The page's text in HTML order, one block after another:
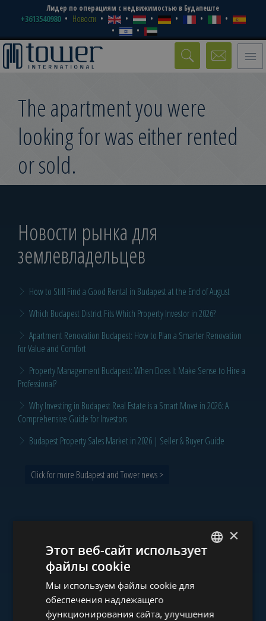
Лидер по операциям с недвижимостью в Будапеште
+3613540980 Новости
Toggle
The apartment you were
looking for was either rented
or sold.
Новости рынка для
землевладельцев
How to Still Find a Good Rental in Budapest at the End of August
Which Budapest District Fits Which Property Investor in 2026?
Apartment Renovation Budapest: How to Plan a Smarter Renovation
for Value and Comfort
Property Management Budapest: When Does It Make Sense to Hire a
Professional?
Why Investing in Budapest Real Estate is a Smart Move in 2026: A
Comprehensive Guide for Investors
Budapest Property Sales Market in 2026 | Seller & Buyer Guide
Click for more Budapest and Tower news >
Ознакомьтесь с нашим
портфолио
HUNGARIAN
×
Этот веб-сайт использует
файлы cookie
Мы используем файлы cookie для
обеспечения надлежащего
функционирования сайта, улучшения